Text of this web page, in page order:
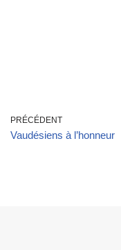
Marie
PRÉCÉDENT
Vaudésiens à l’honneur